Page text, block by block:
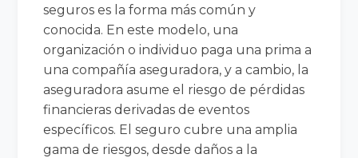
seguros es la forma más común y
conocida. En este modelo, una
organización o individuo paga una prima a
una compañía aseguradora, y a cambio, la
aseguradora asume el riesgo de pérdidas
financieras derivadas de eventos
específicos. El seguro cubre una amplia
gama de riesgos, desde daños a la